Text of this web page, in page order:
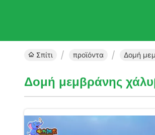
Σπίτι προϊόντα Δομή
Δομή μεμβράνης